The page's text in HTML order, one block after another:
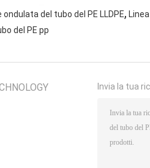
ondulata del tubo del PE LLDPE,
del PE pp
Invia la tua